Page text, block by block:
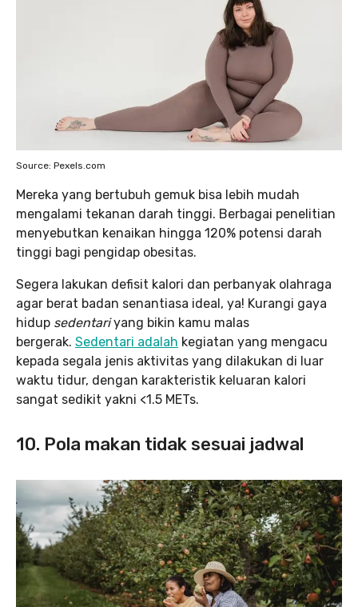
Source: Pexels.com
Mereka yang bertubuh gemuk bisa lebih mudah
mengalami tekanan darah tinggi. Berbagai penelitian
menyebutkan kenaikan hingga 120% potensi darah
tinggi bagi pengidap obesitas.
Segera lakukan defisit kalori dan perbanyak olahraga
agar berat badan senantiasa ideal, ya! Kurangi gaya
hidup sedentariyang bikin kamu malas
bergerak. Sedentari adalah kegiatan yang mengacu
kepada segala jenis aktivitas yang dilakukan di luar
waktu tidur, dengan karakteristik keluaran kalori
sangat sedikit yakni <1.5 METs.
10. Pola makan tidak sesuai jadwal